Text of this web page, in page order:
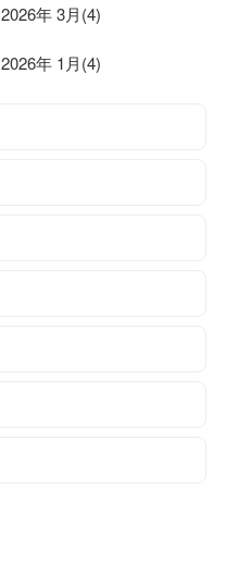
2026年 3月(4)
2026年 1月(4)